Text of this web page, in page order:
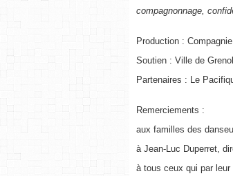
compagnonnage,
Production :
Soutien : Ville de
Partenaires : Le
Remerciements :
aux familles des
à Jean-Luc Duperret,
à tous ceux qui par